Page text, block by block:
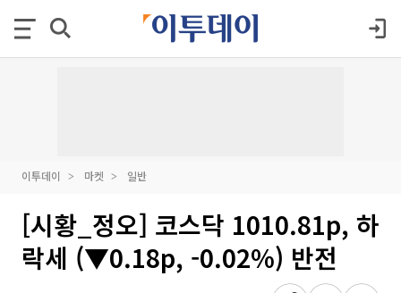
이투데이 마켓 일반
[시황_정오] 코스닥 1010.81p, 하
락세 (▼0.18p, -0.02%) 반전